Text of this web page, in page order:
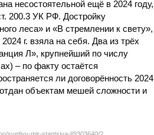
несостоятельной ещё в 2024 году,
200.3 УК РФ. Достройку
леса» и «В стремлении к свету»,
г. взяла на себя. Два из трёх
Л», крупнейший по числу
– по факту остаётся
ли договорённость 2024
объектам мешей сложности и
svetlyy-mir-stantsiya-l/9303640/?